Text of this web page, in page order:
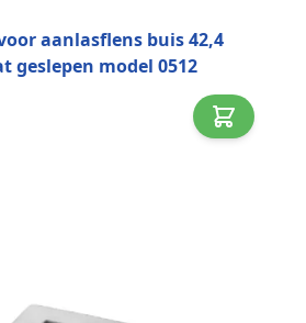
aanlasflens buis 42,4
geslepen model 0512